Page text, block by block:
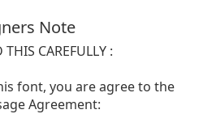
Note
THIS CAREFULLY :
font, you are agree to the
Agreement: